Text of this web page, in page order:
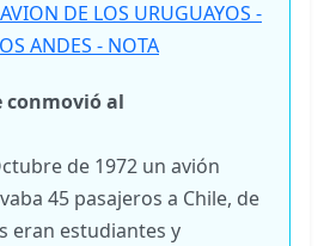
DE LOS URUGUAYOS -
ANDES - NOTA
conmovió al
de 1972 un avión
45 pasajeros a Chile, de
eran estudiantes y